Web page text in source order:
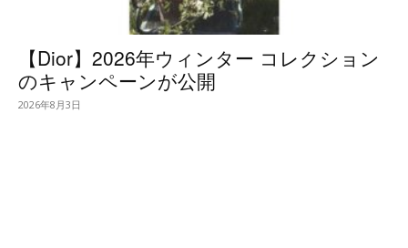
【Dior】2026年ウィンター コレクション
のキャンペーンが公開
2026年8月3日